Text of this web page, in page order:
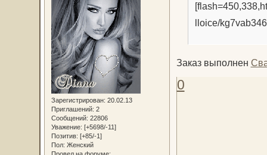
Зарегистрирован: 20.02.13
Приглашений: 2
Сообщений: 22806
Уважение: [+5698/-11]
Позитив: [+85/-1]
Пол: Женский
lloice/
Заказ выполнен
0